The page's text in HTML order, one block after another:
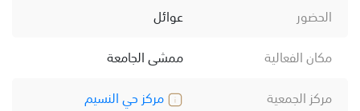
الحضور
عوائل
مكان الفعالية
ممشى الجامعة
مركز الجمعية
مركز حي النسيم